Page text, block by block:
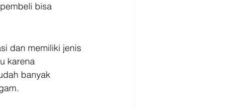
bisa
dan memiliki jenis
karena
banyak